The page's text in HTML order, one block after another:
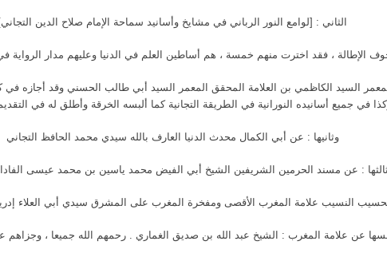
الثاني : [لوامع النور الرباني في مشايخ وأسانيد سماحة الإمام صلاح الدين التجاني]
الإطالة ، فقد اخترت منهم خمسة ، هم أساطين العلم في الدنيا وعليهم مدار الرواية
السيد الكاظمي بن العلامة المحقق المعمر السيد أبي طالب الحسني وقد أجازه
في جميع أسانيده النورانية في الطريقة التجانية كما ألبسه الخرقة وأطلق له في
وثانيها : عن أبي الكمال محدث الدنيا العارف بالله سيدي محمد الحافظ التجاني
: عن مسند الحرمين الشريفين الشيخ أبي الفيض محمد ياسين بن محمد عيسى
النسيب علامة المغرب الأقصى ومفخرة المغرب على المشرق سيدي أبي العلاء
عن علامة المغرب : الشيخ عبد الله بن صديق الغماري . رحمهم الله جميعا ، وجزاهم